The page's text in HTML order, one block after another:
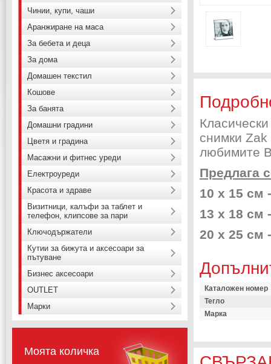
снимки
любимите
Предлага
10 х 15 см
13 х 18 см
20 х 25 см
Каталожен номер
Тегло
Марка
Чинии, купи, чаши
Аранжиране на маса
За бебета и деца
За дома
Домашен текстил
Кошове
За банята
Домашни градини
Цветя и градина
Масажни и фитнес уреди
Електроуреди
Красота и здраве
Визитници, калъфи за таблет и
телефон, клипсове за пари
Ключодържатели
Кутии за бижута и аксесоари за
пътуване
Бизнес аксесоари
OUTLET
Марки
Моята количка